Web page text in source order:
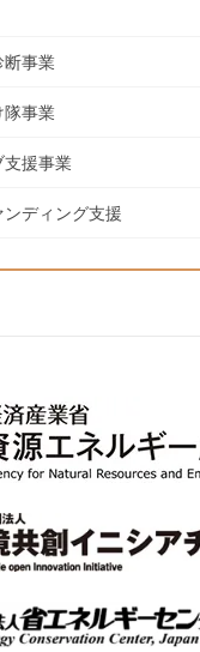
断事業
隊事業
支援事業
ディング支援